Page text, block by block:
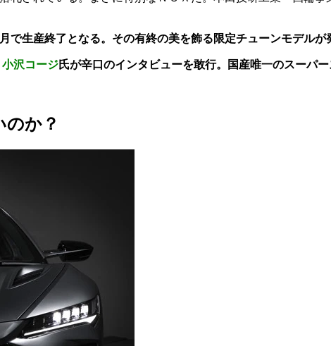
生産終了となる。その有終の美を飾る限定チューンモデルが
小沢コージ氏が辛口のインタビューを敢行。国産唯一のスーパ
か？